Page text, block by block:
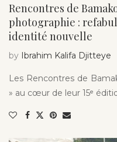
Rencontres de
photographie :
identité nouvelle
by Ibrahim Kalifa Djitteye
Les Rencontres de
» au cœur de leur 15ᵉ